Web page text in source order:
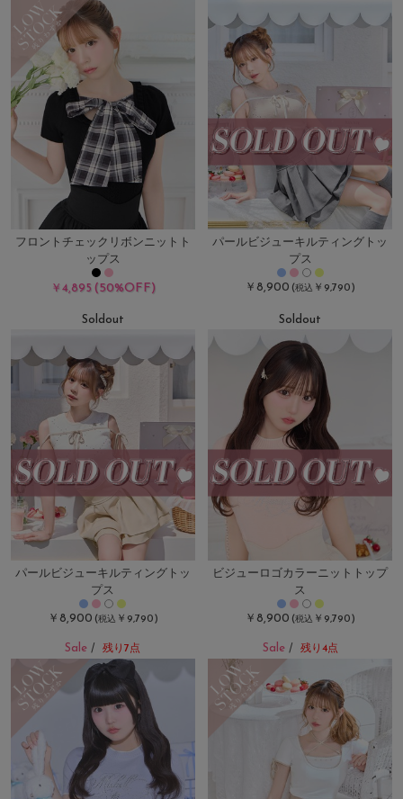
フロントチェックリボンニットト
ップス
￥4,895 (50%OFF)
パールビジューキルティングトッ
プス
￥8,900 (税込 ￥9,790)
Soldout
パールビジューキルティングトッ
プス
￥8,900 (税込 ￥9,790)
Soldout
ビジューロゴカラーニットトップ
ス
￥8,900 (税込 ￥9,790)
Sale /残り7点 Sale/ 残り4点